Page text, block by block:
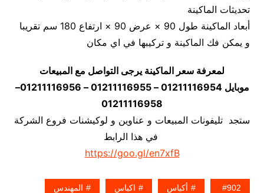
تحديثات الماكينة
أبعاد الماكينة طول 90 × عرض 90 × ارتفاع 180 سم تقريبا
و يمكن فك الماكينة و تركيبها في اي مكان
لمعرفة سعر الماكينة يرجى التواصل مع المبيعات
موبايل 01211116954 – 01211116955 – 01211116956–
01211116958
ستجد تليفونات المبيعات و عناوين و لوكيشنات فروع الشركة
في هذا الرابط
https://goo.gl/en7xfB
902 أكياس اكياس المهندس